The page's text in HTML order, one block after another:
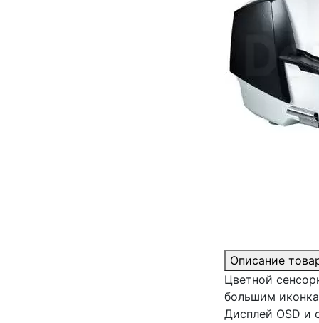
Описание
Цветной
большим
Дисплей OSD и